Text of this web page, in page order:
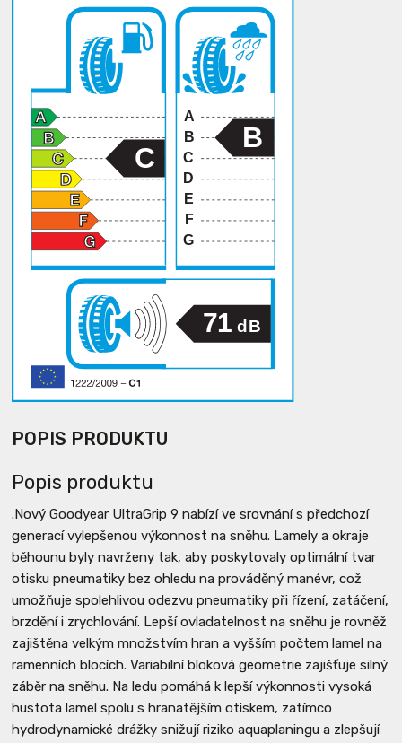
A
B
C
D
E
F
G
71 dB
C
B
POPIS PRODUKTU
Popis produktu
.Nový Goodyear UltraGrip 9 nabízí ve srovnání s předchozí
generací vylepšenou výkonnost na sněhu. Lamely a okraje
běhounu byly navrženy tak, aby poskytovaly optimální tvar
otisku pneumatiky bez ohledu na prováděný manévr, což
umožňuje spolehlivou odezvu pneumatiky při řízení, zatáčení,
brzdění i zrychlování. Lepší ovladatelnost na sněhu je rovněž
zajištěna velkým množstvím hran a vyšším počtem lamel na
ramenních blocích. Variabilní bloková geometrie zajišťuje silný
záběr na sněhu. Na ledu pomáhá k lepší výkonnosti vysoká
hustota lamel spolu s hranatějším otiskem, zatímco
hydrodynamické drážky snižují riziko aquaplaningu a zlepšují